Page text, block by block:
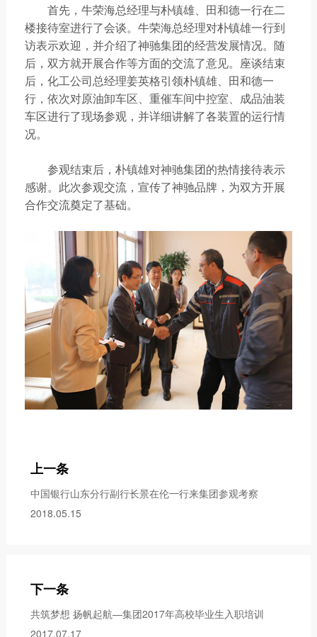
首先，牛荣海总经理与朴镇雄、田和德一行在二
楼接待室进行了会谈。牛荣海总经理对朴镇雄一行到
访表示欢迎，并介绍了神驰集团的经营发展情况。随
后，双方就开展合作等方面的交流了意见。座谈结束
后，化工公司总经理姜英格引领朴镇雄、田和德一
行，依次对原油卸车区、重催车间中控室、成品油装
车区进行了现场参观，并详细讲解了各装置的运行情
况。
参观结束后，朴镇雄对神驰集团的热情接待表示
感谢。此次参观交流，宣传了神驰品牌，为双方开展
合作交流奠定了基础。
上一条
中国银行山东分行副行长景在伦一行来集团参观考察
2018.05.15
下一条
共筑梦想 扬帆起航—集团2017年高校毕业生入职培训
2017.07.17